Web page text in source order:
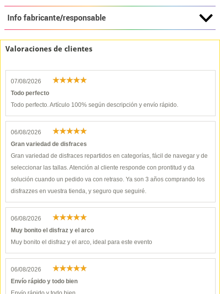
Info fabricante/responsable
Valoraciones de clientes
07/08/2026
Todo perfecto
Todo perfecto. Artículo 100% según descripción y envío rápido.
06/08/2026
Gran variedad de disfraces
Gran variedad de disfraces repartidos en categorías, fácil de navegar y de
seleccionar las tallas. Atención al cliente responde con prontitud y da
solución cuando un pedido va con retraso. Ya son 3 años comprando los
disfrazzes en vuestra tienda, y seguro que seguiré.
06/08/2026
Muy bonito el disfraz y el arco
Muy bonito el disfraz y el arco, ideal para este evento
06/08/2026
Envío rápido y todo bien